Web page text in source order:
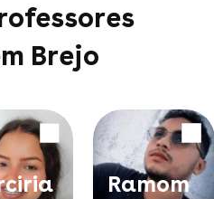
Brejo
Ramom